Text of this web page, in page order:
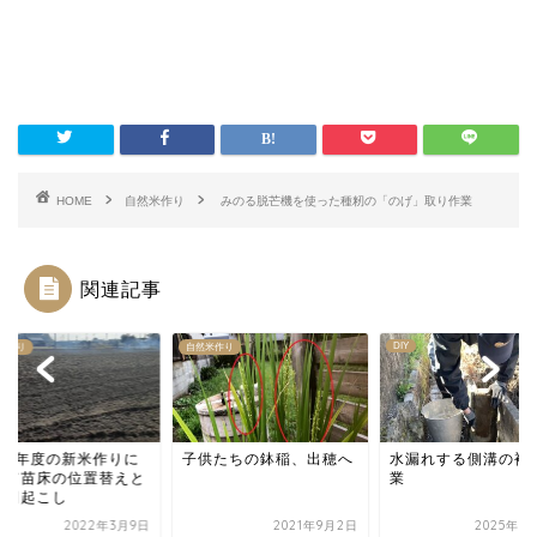
HOME 自然米作り みのる脱芒機を使った種籾の「のげ」取り作業
関連記事
作り
4年度の新米作りに
て苗床の位置替えと
田起こし
2022年3月9日
自然米作り
子供たちの鉢稲、出穂へ
2021年9月2日
DIY
水漏れする側溝の補
業
2025年3